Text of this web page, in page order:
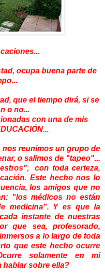
ocupa buena parte de
que el tiempo dirá, si se
o no...
con una de mis
reunimos un grupo de
o salimos de "tapeo"...
con toda certeza,
Este hecho nos lo
los amigos que no
"los médicos no están
medicina". Y es que la
instante de nuestras
que sea, profesorado,
a lo largo de toda
que este hecho ocurre
solamente en mi
hablar sobre ella?